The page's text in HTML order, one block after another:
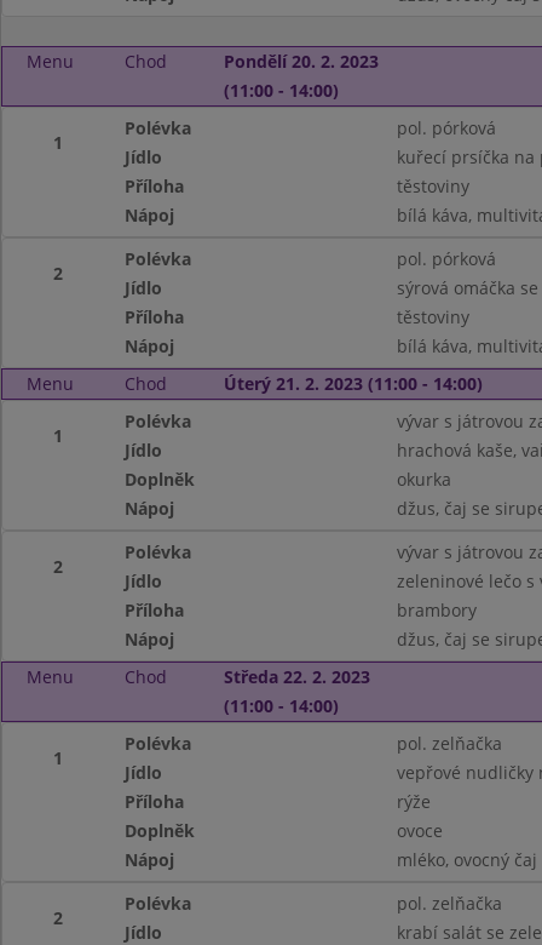
Menu Chod
Pondělí 20. 2. 2023
(11:00 - 14:00)
1
Polévka
pol. pórková
Jídlo
kuřecí prsíčka na
Příloha
těstoviny
Nápoj
bílá káva,
2
Polévka
pol. pórková
Jídlo
sýrová omáčka
Příloha
těstoviny
Nápoj
bílá káva,
Menu
Chod Úterý 21. 2. 2023 (11:00 - 14:00)
1
Polévka
vývar s játrovou
Jídlo
hrachová kaše,
Doplněk
okurka
Nápoj
džus, čaj se
2
Polévka
vývar s játrovou
Jídlo
zeleninové lečo s
Příloha
brambory
Nápoj
džus, čaj se
Menu
Chod
Středa 22. 2. 2023
(11:00 - 14:00)
1
Polévka
pol. zelňačka
Jídlo
vepřové nudličky
Příloha
rýže
Doplněk
ovoce
Nápoj
mléko, ovocný čaj
2
Polévka
pol. zelňačka
Jídlo
krabí salát se